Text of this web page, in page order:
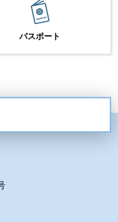
パスポート